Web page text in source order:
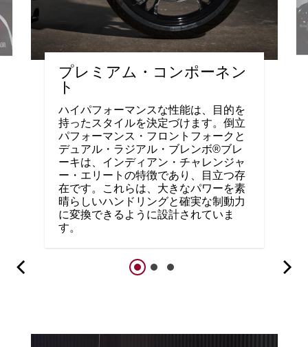
プレミアム・コンポーネン
ト
ハイパフォーマンスな性能は、目的を
持ったスタイルを決定づけます。倒立
パフォーマンス・フロントフォークと
デュアル・ラジアル・ブレンボ®ブレ
ーキは、インディアン・チャレンジャ
ー・エリートの特徴であり、目立つ存
在です。これらは、大きなパワーを素
晴らしいハンドリングと確実な制動力
に変換できるように設計されていま
す。